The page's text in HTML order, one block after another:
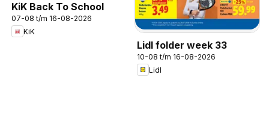
KiK Back To School
07-08 t/m 16-08-2026
KiK
Lidl folder week 33
10-08 t/m 16-08-2026
Lidl